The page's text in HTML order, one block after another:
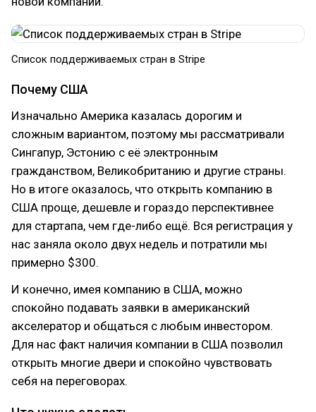
Список поддерживаемых стран в Stripe
Почему США
Изначально Америка казалась дорогим и
сложным вариантом, поэтому мы рассматривали
Сингапур, Эстонию с её электронным
гражданством, Великобританию и другие страны.
Но в итоге оказалось, что открыть компанию в
США проще, дешевле и гораздо перспективнее
для стартапа, чем где-либо ещё. Вся регистрация у
нас заняла около двух недель и потратили мы
примерно $300.
И конечно, имея компанию в США, можно
спокойно подавать заявки в американский
акселератор и общаться с любым инвестором.
Для нас факт наличия компании в США позволил
открыть многие двери и спокойно чувствовать
себя на переговорах.